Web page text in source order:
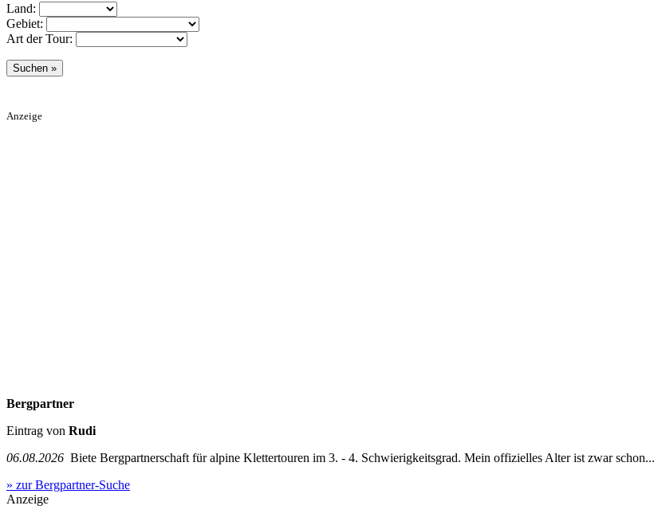
Land:
Gebiet:
Art der Tour:
Anzeige
Bergpartner
Eintrag von Rudi
06.08.2026 Biete Bergpartnerschaft für alpine Klettertouren im 3. - 4. Schwierigkeitsgrad. Mein offizielles Alter ist zwar schon...
» zur Bergpartner-Suche
Anzeige